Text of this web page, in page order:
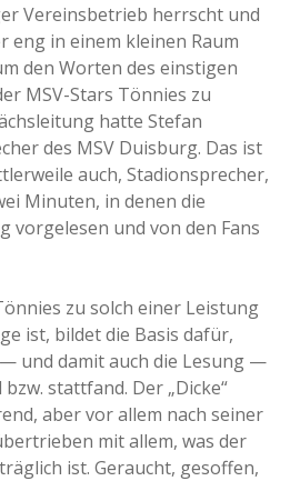
Vereinsbetrieb herrscht und
eng in einem kleinen Raum
den Worten des einstigen
MSV-Stars Tönnies zu
hatte Stefan
des MSV Duisburg. Das ist
auch, Stadionsprecher,
Minuten, in denen die
vorgelesen und von den Fans
zu solch einer Leistung
ist, bildet die Basis dafür,
und damit auch die Lesung —
stattfand. Der „Dicke“
aber vor allem nach seiner
mit allem, was der
ist. Geraucht, gesoffen,